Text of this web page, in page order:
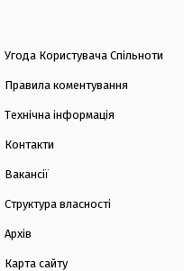
Угода Користувача Спільноти
Правила коментування
Технічна інформація
Контакти
Вакансії
Структура власності
Архів
Карта сайту